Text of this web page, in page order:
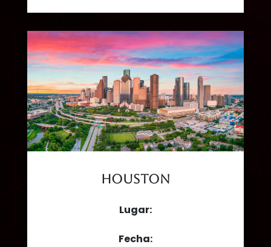
Houston
Lugar:
Fecha: